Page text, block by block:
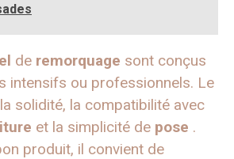
de remorquage sont conçus
intensifs ou professionnels. Le
solidité, la compatibilité avec
et la simplicité de pose .
produit, il convient de